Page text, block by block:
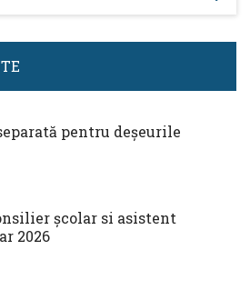
pentru deșeurile
școlar si asistent
2026